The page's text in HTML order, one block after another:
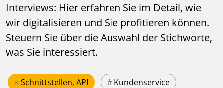
Interviews: Hier erfahren Sie im Detail, wie
wir digitalisieren und Sie profitieren können.
Steuern Sie über die Auswahl der Stichworte,
was Sie interessiert.
× Schnittstellen, API # Kundenservice